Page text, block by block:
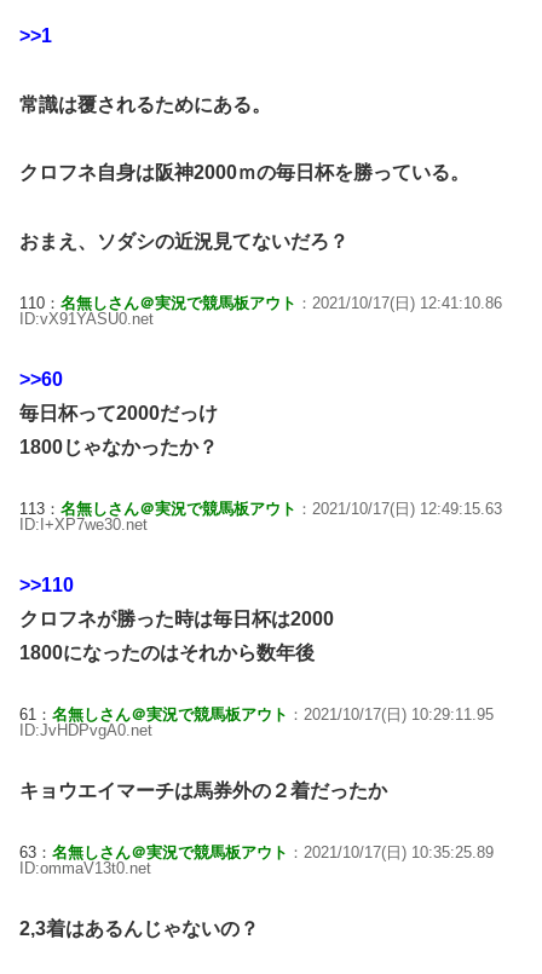
>>1
常識は覆されるためにある。
クロフネ自身は阪神2000ｍの毎日杯を勝っている。
おまえ、ソダシの近況見てないだろ？
110： 名無しさん＠実況で競馬板アウト ：2021/10/17(日) 12:41:10.86
ID:vX91YASU0.net
>>60
毎日杯って2000だっけ
1800じゃなかったか？
113： 名無しさん＠実況で競馬板アウト ：2021/10/17(日) 12:49:15.63
ID:I+XP7we30.net
>>110
クロフネが勝った時は毎日杯は2000
1800になったのはそれから数年後
61： 名無しさん＠実況で競馬板アウト ：2021/10/17(日) 10:29:11.95
ID:JvHDPvgA0.net
キョウエイマーチは馬券外の２着だったか
63： 名無しさん＠実況で競馬板アウト ：2021/10/17(日) 10:35:25.89
ID:ommaV13t0.net
2,3着はあるんじゃないの？